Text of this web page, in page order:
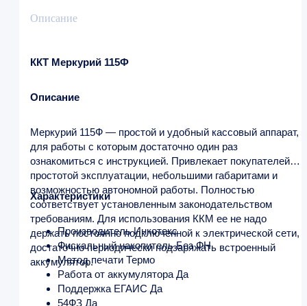
Описание
ККТ Меркурий 115Ф
Описание
Меркурий 115Ф — простой и удобный кассовый аппарат,
для работы с которым достаточно один раз
ознакомиться с инструкцией. Привлекает покупателей
простотой эксплуатации, небольшими габаритами и
возможностью автономной работы. Полностью
соответствует установленным законодательством
требованиям. Для использования ККМ ее не надо
держать постоянно подключенной к электрической сети,
достаточно периодически подзаряжать встроенный
аккумулятор.
Характеристики
Производитель Инкотекс
Фискальный накопитель Без ФН
Метод печати Термо
Работа от аккумулятора Да
Поддержка ЕГАИС Да
54ФЗ Да